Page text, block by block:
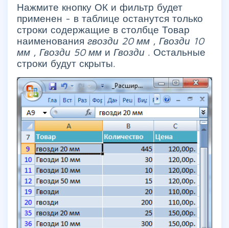
Нажмите кнопку ОК и фильтр будет
применен - в таблице останутся только
строки содержащие в столбце Товар
наименования гвозди 20 мм , Гвозди 10
мм , Гвозди 50 мм и Гвозди . Остальные
строки будут скрыты.